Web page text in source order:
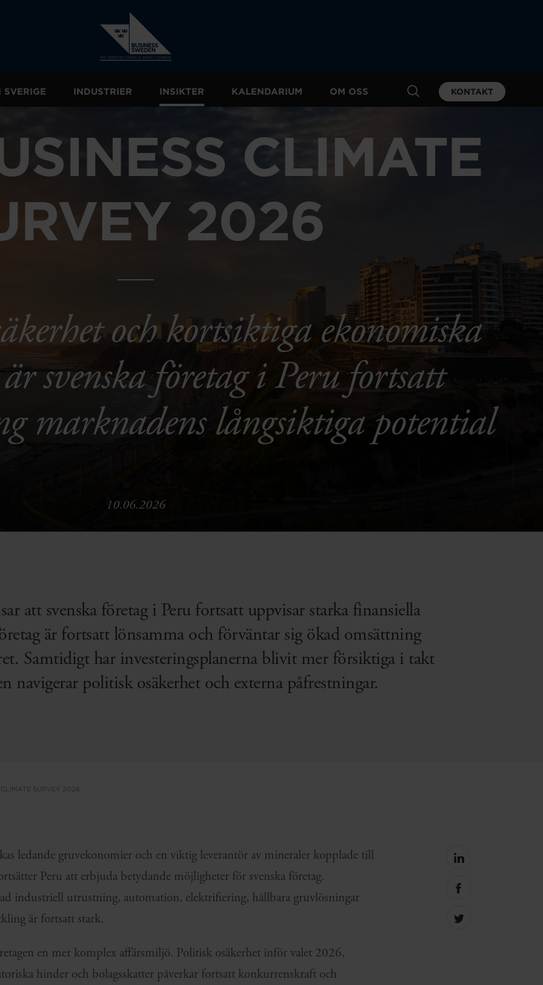
SVERIGE INDUSTRIER INSIKTER KALENDARIUM OM OSS KONTAKT
CLIMATE
2026
och kortsiktiga ekonomiska
svenska företag i Peru fortsatt
marknadens långsiktiga potential
10.06.2026
att svenska företag i Peru fortsatt uppvisar starka finansiella
är fortsatt lönsamma och förväntar sig ökad omsättning
Samtidigt har investeringsplanerna blivit mer försiktiga i takt
navigerar politisk osäkerhet och externa påfrestningar.
CLIMATE SURVEY 2026
ledande gruvekonomier och en viktig leverantör av mineraler kopplade till
Peru att erbjuda betydande möjligheter för svenska företag.
industriell utrustning, automation, elektrifiering, hållbara gruvlösningar
är fortsatt stark.
en mer komplex affärsmiljö. Politisk osäkerhet inför valet 2026,
hinder och bolagsskatter påverkar fortsatt konkurrenskraft och
Share
linkedin
Share
facebook
Share